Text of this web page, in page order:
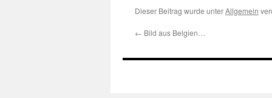
Dieser Beitrag wurde unterAllgemein
← Bild aus Belgien…